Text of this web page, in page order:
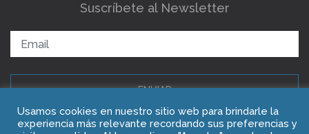
Suscríbete al Newsletter
ENVIAR
Usamos cookies en nuestro sitio web para brindarle la
experiencia más relevante recordando sus preferencias y